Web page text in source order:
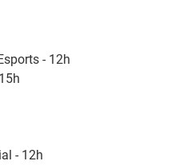
- 12h
- 12h